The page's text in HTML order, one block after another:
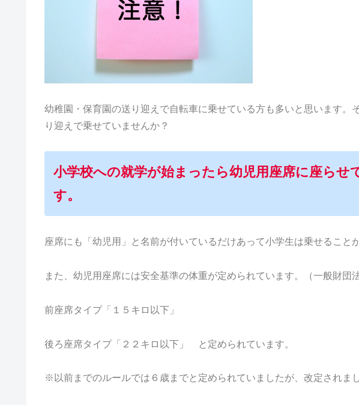
幼稚園・保育園の送り迎えで自転車に乗せている方も多いと思います。
り迎えで乗せていませんか？
小学校への就学が始まったら幼児用座席に座らせ
す。
座席にも「幼児用」と名前が付いているだけあって小学生は乗せること
また、幼児用座席には安全基準の体重が定められています。（一般財団
前座席タイプ「１５キロ以下」
後ろ座席タイプ「２２キロ以下」 と定められています。
※以前までのルールでは６歳までと定められていましたが、改定されまし